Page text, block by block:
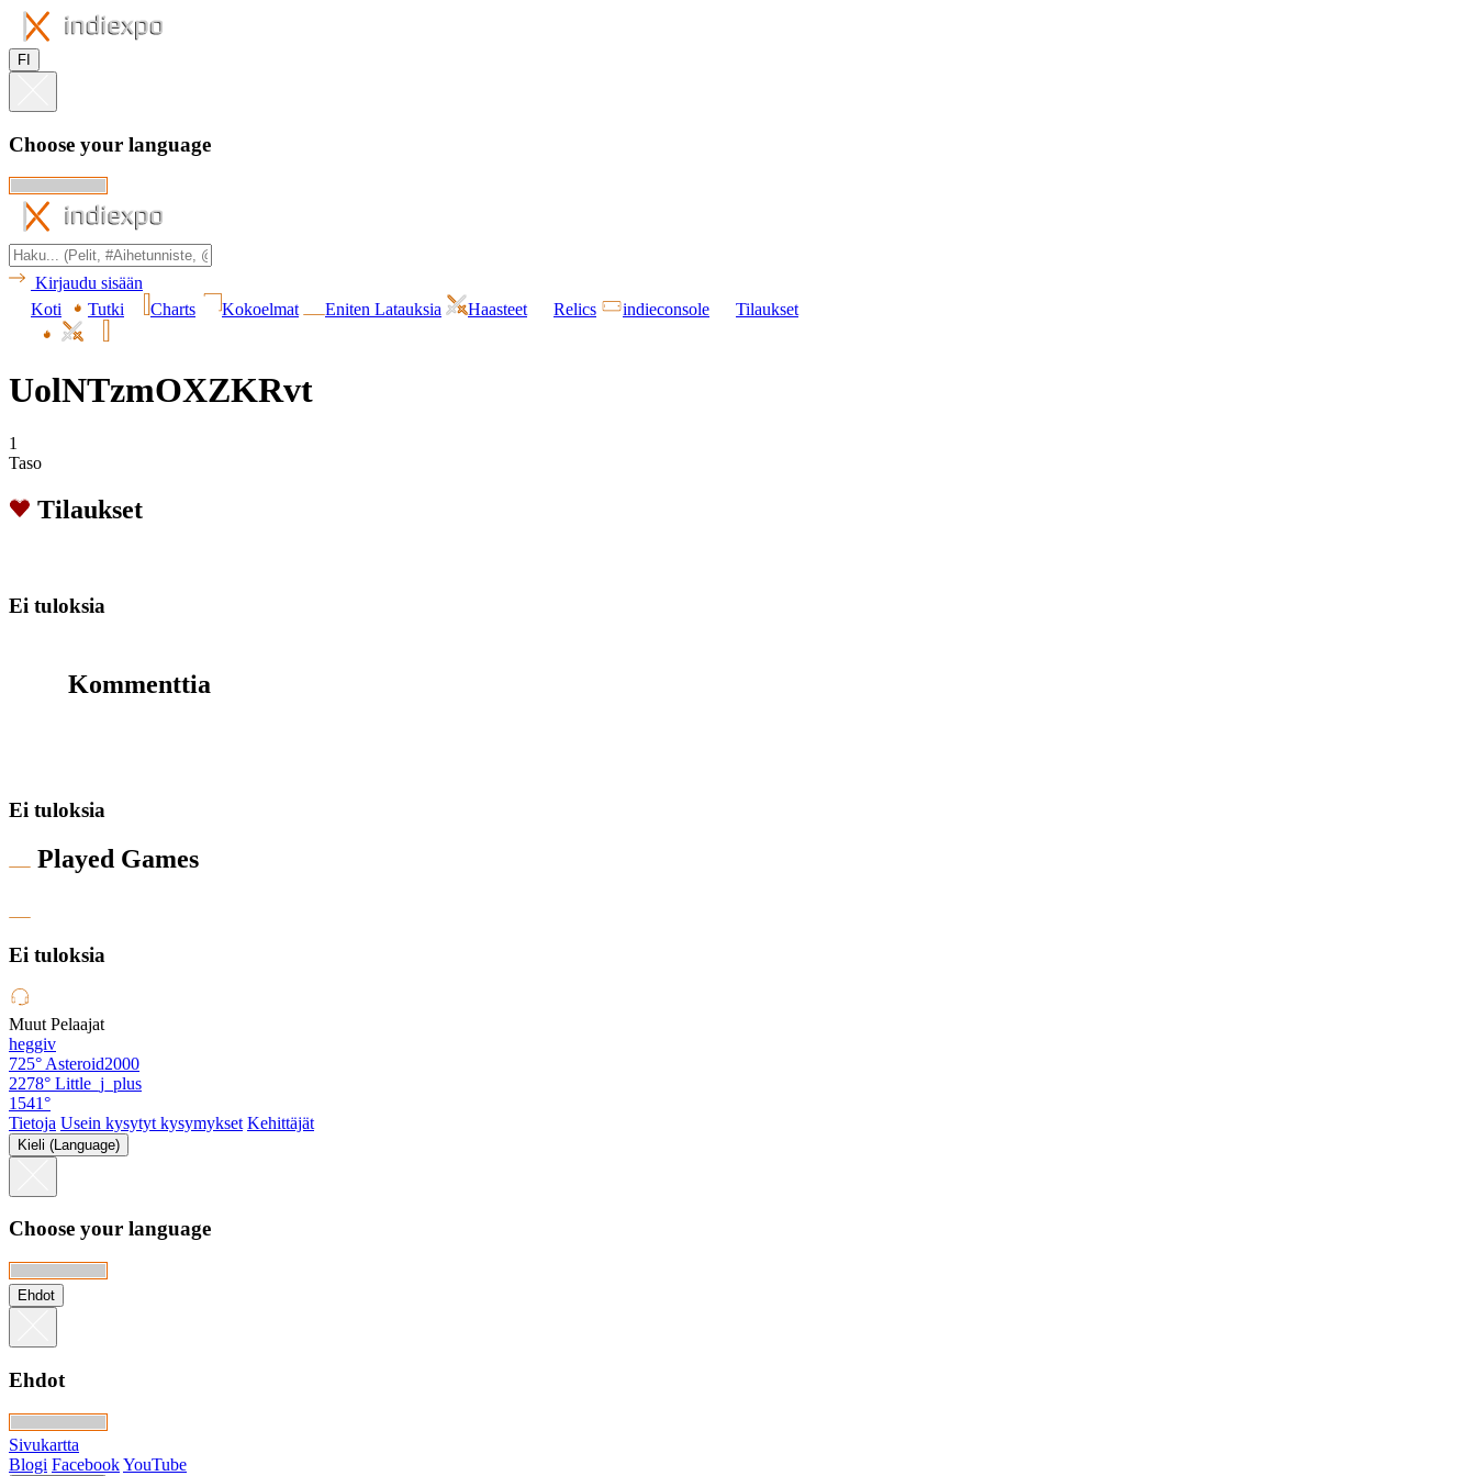
FI
Choose your language
Kirjaudu sisään
Koti
Tutki Charts Kokoelmat Eniten Latauksia Haasteet Relics indieconsole Tilaukset
UolNTzmOXZKRvt
1
Taso
Tilaukset
Ei tuloksia
Kommenttia
Ei tuloksia
Played Games
Ei tuloksia
Muut Pelaajat
heggiv
725° Asteroid2000
2278° Little_j_plus
1541°
Tietoja Usein kysytyt kysymykset Kehittäjät
Kieli (Language)
Choose your language
Ehdot
Ehdot
Sivukartta
Blogi FacebookYouTube